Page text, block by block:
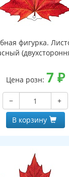
фигурка.
Цена розн: 7 ₽
−
+
В корзину